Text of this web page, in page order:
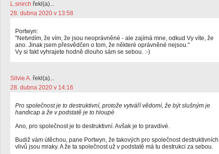
L.snirch řekl(a)...
28. dubna 2020 v 13:58
Portwyn:
"Netvrdím, že vím, že jsou neoprávněné - ale zajímá mne, odkud Vy víte, že
ano. Jinak jsem přesvědčen o tom, že některé oprávněné nejsou."
Vy si fakt vyhrajete hodně dlouho sám se sebou. :-)
Silvie A. řekl(a)...
28. dubna 2020 v 14:16
Pro společnost je to destruktivní, protože vytváří vědomí, že být slušným je
handicap a že v podstatě je to hloupé
Ano, pro společnost je to destruktivní. Avšak je to pravdivé.
Budiž vám útěchou, pane Portwyn, že takových pro společnost destruktivních
vlivů jsou mraky. A že ta společnost už v podstatě má tu destrukci za sebou.